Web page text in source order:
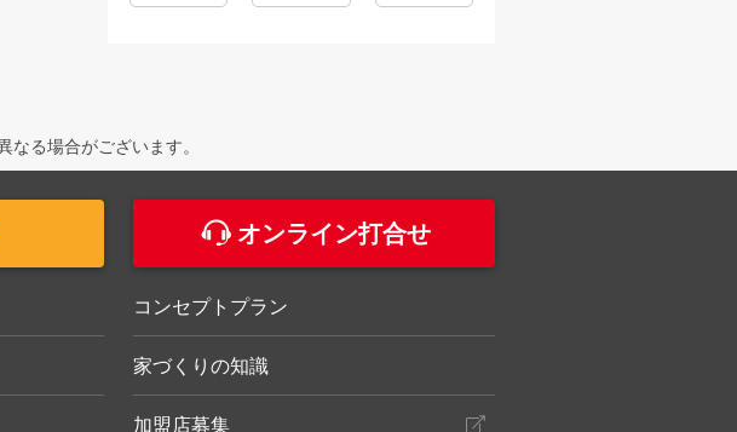
る場合がございます。
オンライン打合せ
コンセプトプラン
家づくりの知識
加盟店募集